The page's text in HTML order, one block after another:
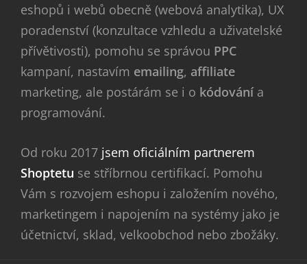
eshopů i webů obecně (webová analytika), UX
poradenství (konzultace vzhledu a uživatelské
přívětivosti), pomohu se správou PPC
kampaní, nastavím emailing, affiliate
marketing, ale postárám se i o kódovánía
programování.
Od roku 2017 jsem oficiálním partnerem
Shoptetu se stříbrnou certifikací. Pomohu
Vám s rozvojem eshopu i založením nového,
marketingem i napojením na systémy jako je
účetnictví, sklad, velkoobchod nebo zbožáky.